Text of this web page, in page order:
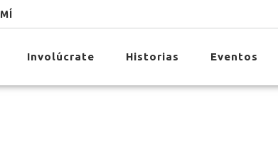
Involúcrate Historias Eventos